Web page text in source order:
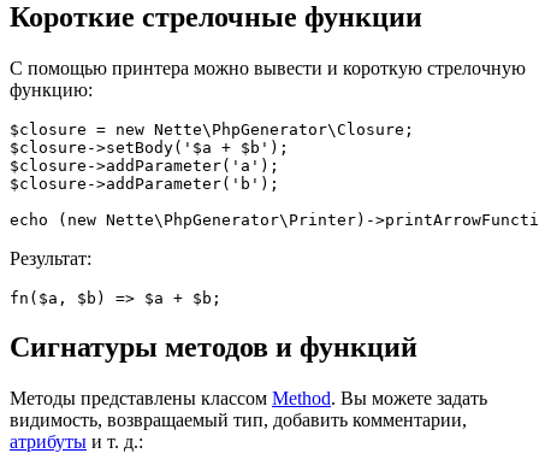
Короткие стрелочные функции
С помощью принтера можно вывести и короткую стрелочную
функцию:
$closure = new Nette\PhpGenerator\Closure;
$closure->setBody('$a + $b');
$closure->addParameter('a');
$closure->addParameter('b');
Результат:
Сигнатуры методов и функций
Методы представлены классом Method. Вы можете задать
видимость, возвращаемый тип, добавить комментарии,
атрибуты и т. д.: